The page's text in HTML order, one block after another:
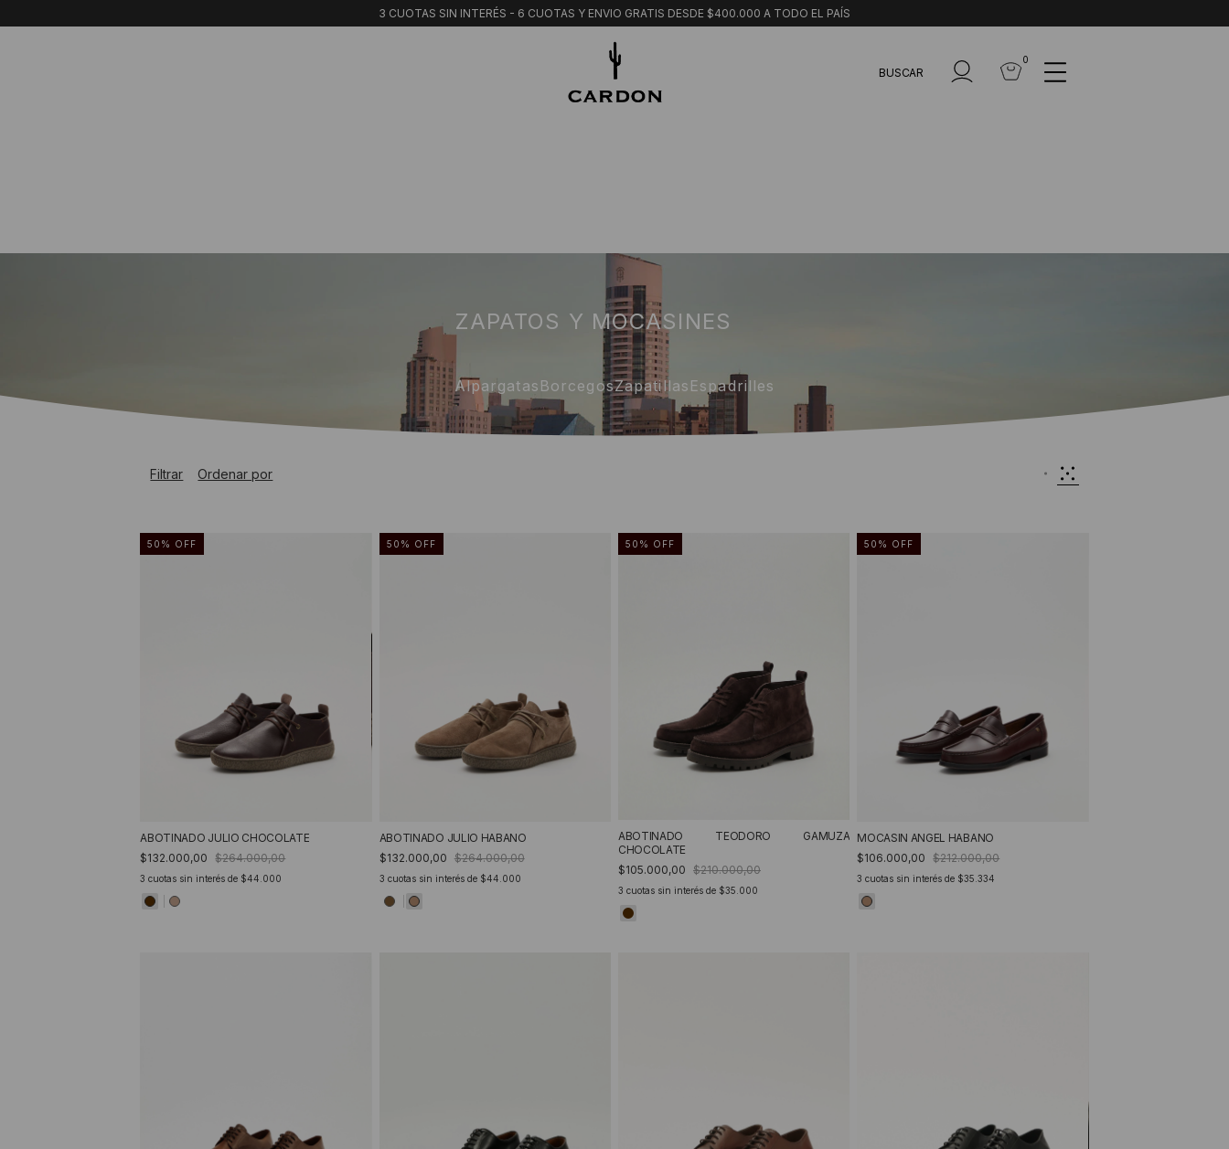
3 CUOTAS SIN INTERÉS - 6 CUOTAS Y ENVIO GRATIS DESDE $400.000 A TODO EL PAÍS
BUSCAR
0
ZAPATOS Y MOCASINES
Alpargatas BorcegosZapatillas Espadrilles
Filtrar Ordenar por
50 % OFF
ABOTINADO JULIO CHOCOLATE
$132.000,00
$264.000,00
3 cuotas sin interés de $44.000
50 % OFF
ABOTINADO JULIO HABANO
$132.000,00 $264.000,00
3 cuotas sin interés de $44.000
50 % OFF
ABOTINADO TEODORO GAMUZA
CHOCOLATE
$105.000,00 $210.000,00
3 cuotas sin interés de $35.000
50 % OFF
MOCASIN ANGEL HABANO
$106.000,00
$212.000,00
3 cuotas sin interés de $35.334